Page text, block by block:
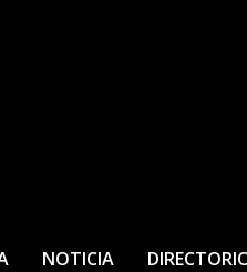
NOTICIA